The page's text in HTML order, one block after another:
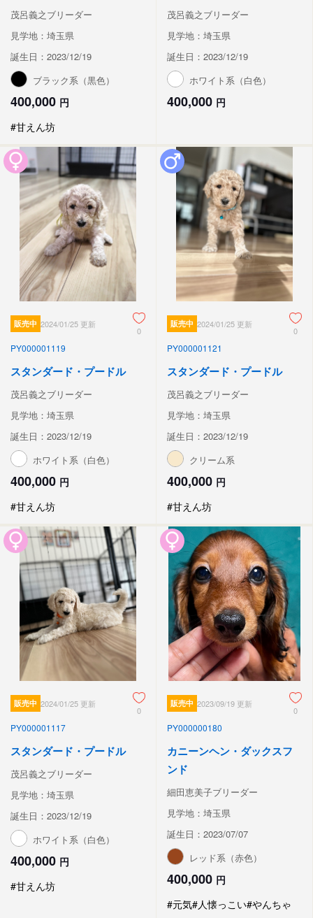
茂呂義之ブリーダー
見学地：埼玉県
誕生日：2023/12/19
ブラック系（黒色）
400,000 円
#甘えん坊
茂呂義之ブリーダー
見学地：埼玉県
誕生日：2023/12/19
ホワイト系（白色）
400,000 円
販売中 2024/01/25 更新
0
PY000001119
スタンダード・プードル
茂呂義之ブリーダー
見学地：埼玉県
誕生日：2023/12/19
ホワイト系（白色）
400,000 円
#甘えん坊
販売中 2024/01/25 更新
0
PY000001121
スタンダード・プードル
茂呂義之ブリーダー
見学地：埼玉県
誕生日：2023/12/19
クリーム系
400,000 円
#甘えん坊
販売中 2024/01/25 更新
0
PY000001117
スタンダード・プードル
茂呂義之ブリーダー
見学地：埼玉県
誕生日：2023/12/19
ホワイト系（白色）
400,000 円
#甘えん坊
販売中 2023/09/19 更新
0
PY000000180
カニーンヘン・ダックスフ
ンド
細田恵美子ブリーダー
見学地：埼玉県
誕生日：2023/07/07
レッド系（赤色）
400,000 円
#元気#人懐っこい#やんちゃ